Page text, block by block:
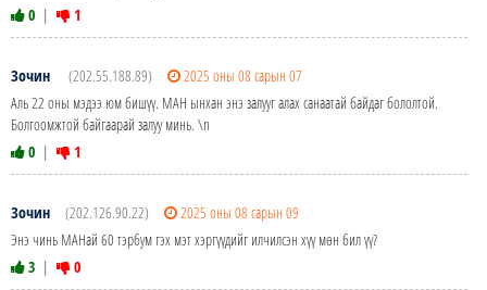
0 | 1
Зочин (202.55.188.89)
2025 оны 08 сарын 07
Аль 22 оны мэдээ юм бишүү. МАН ынхан энэ залууг алах санаатай байдаг бололтой.
Болгоомжтой байгаарай залуу минь. \n
0 | 1
Зочин (202.126.90.22)
2025 оны 08 сарын 09
Энэ чинь МАНай 60 тэрбум гэх мэт хэргүүдийг илчилсэн хүү мөн бил үү?
3 | 0